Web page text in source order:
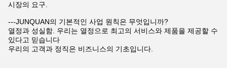
시장의 요구.
---JUNQUAN의 기본적인 사업 원칙은 무엇입니까?
열정과 성실함. 우리는 열정으로 최고의 서비스와 제품을 제공할 수
있다고 믿습니다
우리의 고객과 정직은 비즈니스의 기초입니다.